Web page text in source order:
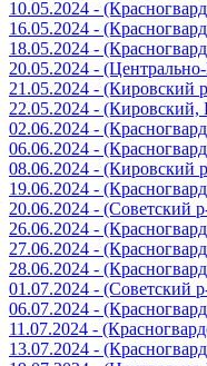
10.05.2024 -
16.05.2024 -
18.05.2024 -
20.05.2024 -
21.05.2024 - (Кировский
22.05.2024 -
02.06.2024 -
06.06.2024 -
08.06.2024 - (Кировский
19.06.2024 -
20.06.2024 - (Советский
26.06.2024 -
27.06.2024 -
28.06.2024 -
01.07.2024 - (Советский
06.07.2024 -
11.07.2024 -
13.07.2024 -